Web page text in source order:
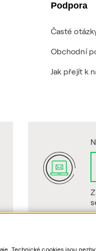
Technické cookies jsou
Podpora
Časté
Obchodní
Jak přejít k